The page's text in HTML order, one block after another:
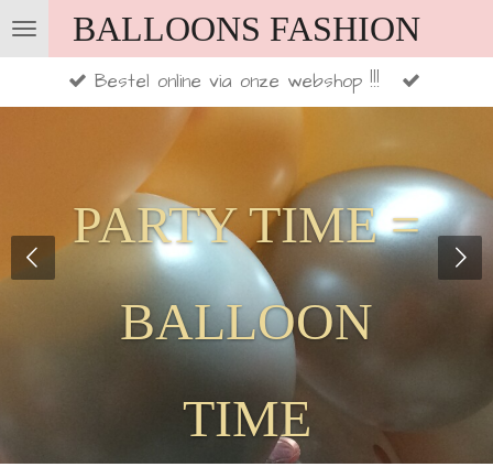
Ga
direct
BALLOONS FASHION
Bestel online via onze webshop !!!
PARTY TIME =
BALLOON
TIME